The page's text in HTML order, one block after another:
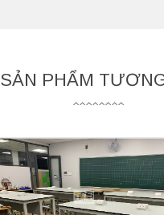
SẢN PHẨM